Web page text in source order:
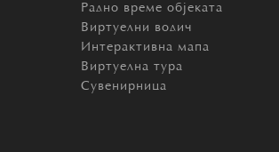
Радно време објеката
Виртуелни водич
Интерактивна мапа
Виртуелна тура
Сувенирница